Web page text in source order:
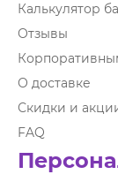
Калькулятор
Отзывы
О доставке
Скидки и
FAQ